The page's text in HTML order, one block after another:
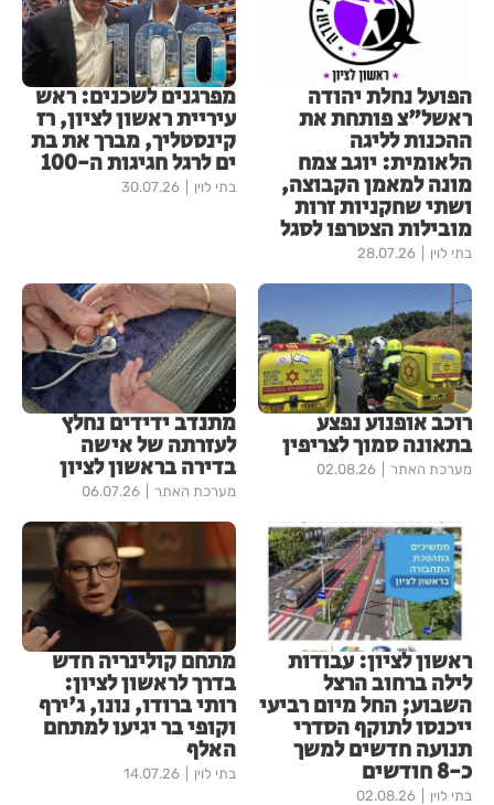
הפועל נחלת יהודה
ראשל"צ פותחת את
ההכנות לליגה
הלאומית: יוגב צמח
מונה למאמן הקבוצה,
ושתי שחקניות זרות
מובילות הצטרפו לסגל
בתי לוין 28.07.26
מפרגנים לשכנים: ראש
עיריית ראשון לציון, רז
קינסטליך, מברך את בת
ים לרגל חגיגות ה-100
בתי לוין 30.07.26
רוכב אופנוע נפצע
בתאונה סמוך לצריפין
מערכת האתר 02.08.26
מתנדב ידידים נחלץ
לעזרתה של אישה
בדירה בראשון לציון
מערכת האתר 06.07.26
ראשון לציון: עבודות
לילה ברחוב הרצל
השבוע; החל מיום רביעי
ייכנסו לתוקף הסדרי
תנועה חדשים למשך
כ-8 חודשים
בתי לוין 02.08.26
מתחם קולינריה חדש
בדרך לראשון לציון:
רותי ברודו, נונו, ג'ירף
וקופי בר יגיעו למתחם
האלף
בתי לוין 14.07.26